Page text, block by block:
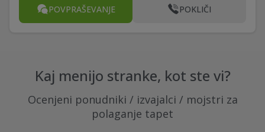
POVPRAŠEVANJE POKLIČI
Kaj menijo stranke, kot ste vi?
Ocenjeni ponudniki / izvajalci / mojstri za
polaganje tapet